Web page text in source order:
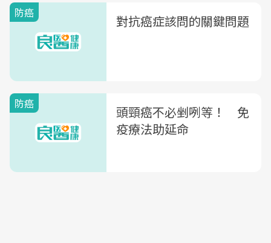
防癌 對抗癌症該問的關鍵問題
防癌
頭頸癌不必剉咧等！ 免
疫療法助延命